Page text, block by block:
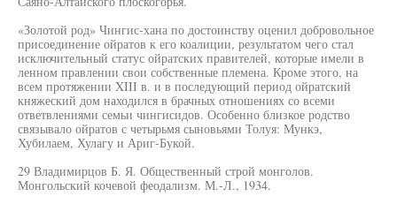
«Золотой род» Чингис-хана по достоинству оценил добровольное
присоединение ойратов к его коалиции, результатом чего стал
исключительный статус ойратских правителей, которые имели в
ленном правлении свои собственные племена. Кроме этого, на
всем протяжении XIII в. и в последующий период ойратский
княжеский дом находился в брачных отношениях со всеми
ответвлениями семьи чингисидов. Особенно близкое родство
связывало ойратов с четырьмя сыновьями Толуя: Мункэ,
Хубилаем, Хулагу и Ариг-Букой.
29 Владимирцов Б. Я. Общественный строй монголов.
Монгольский кочевой феодализм. М.-Л., 1934.